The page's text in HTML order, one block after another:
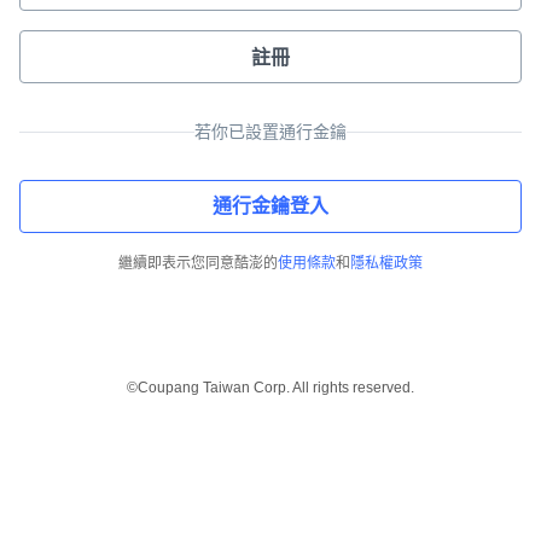
註冊
若你已設置通行金鑰
通行金鑰登入
繼續即表示您同意酷澎的使用條款和 隱私權政策
©Coupang Taiwan Corp. All rights reserved.